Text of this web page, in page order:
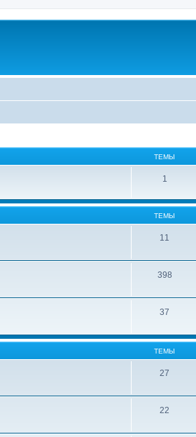
ТЕМЫ
1
ТЕМЫ
11
398
37
ТЕМЫ
27
22